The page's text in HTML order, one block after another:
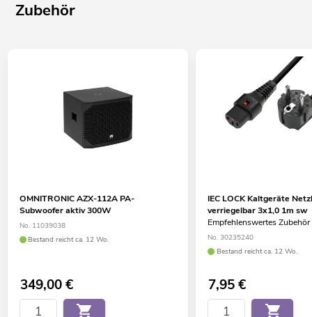
Zubehör
OMNITRONIC AZX-112A PA-
Subwoofer aktiv 300W
No. 11039038
Bestand reicht ca. 12 Wo.
349,00€
IEC LOCK Kaltgeräte
verriegelbar 3x1,0 1m sw
Empfehlenswertes Zubehör
No. 30235240
Bestand reicht ca. 12 Wo.
7,95€